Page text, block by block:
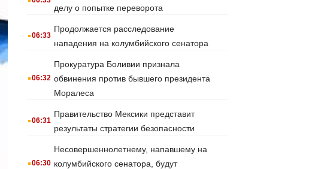
делу о попытке переворота
.06:33
Продолжается расследование
нападения на колумбийского сенатора
.06:32
Прокуратура Боливии признала
обвинения против бывшего президента
Моралеса
.06:31
Правительство Мексики представит
результаты стратегии безопасности
.06:30
Несовершеннолетнему, напавшему на
колумбийского сенатора, будут